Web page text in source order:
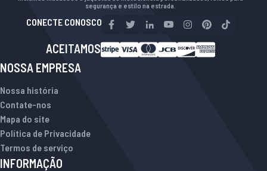
segurança e estilo na estrada.
CONECTE CONOSCO
ACEITAMOS
NOSSA EMPRESA
Nossa história
Contate-nos
Mapa do site
Política de Privacidade
Termos de serviço
INFORMAÇÃO